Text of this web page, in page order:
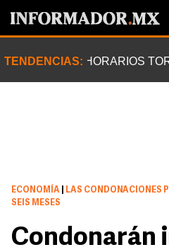
TENDENCIAS: HORARIOS
ECONOMÍA
LAS CONDONACIONES
SEIS MESES
Condonarán